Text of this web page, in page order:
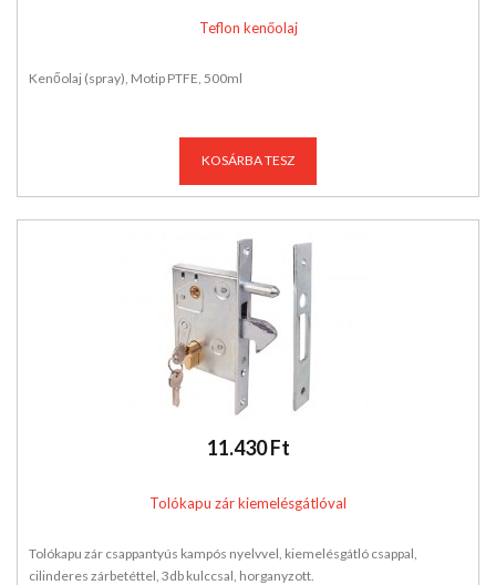
Teflon kenőolaj
Kenőolaj (spray), Motip PTFE, 500ml
KOSÁRBA TESZ
11.430 Ft
Tolókapu zár kiemelésgátlóval
Tolókapu zár csappantyús kampós nyelvvel, kiemelésgátló csappal,
cilinderes zárbetéttel, 3db kulccsal, horganyzott.